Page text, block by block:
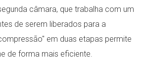
câmara, que trabalha com um
de serem liberados para a
em duas etapas permite
de forma mais eficiente.